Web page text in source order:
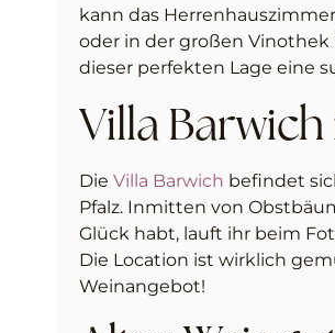
kann das
oder in der großen
dieser perfekten Lage eine
Villa
Die Villa Barwich befindet
Pfalz. Inmitten von
Glück habt, lauft ihr beim
Die Location ist wirklich
Weinangebot!